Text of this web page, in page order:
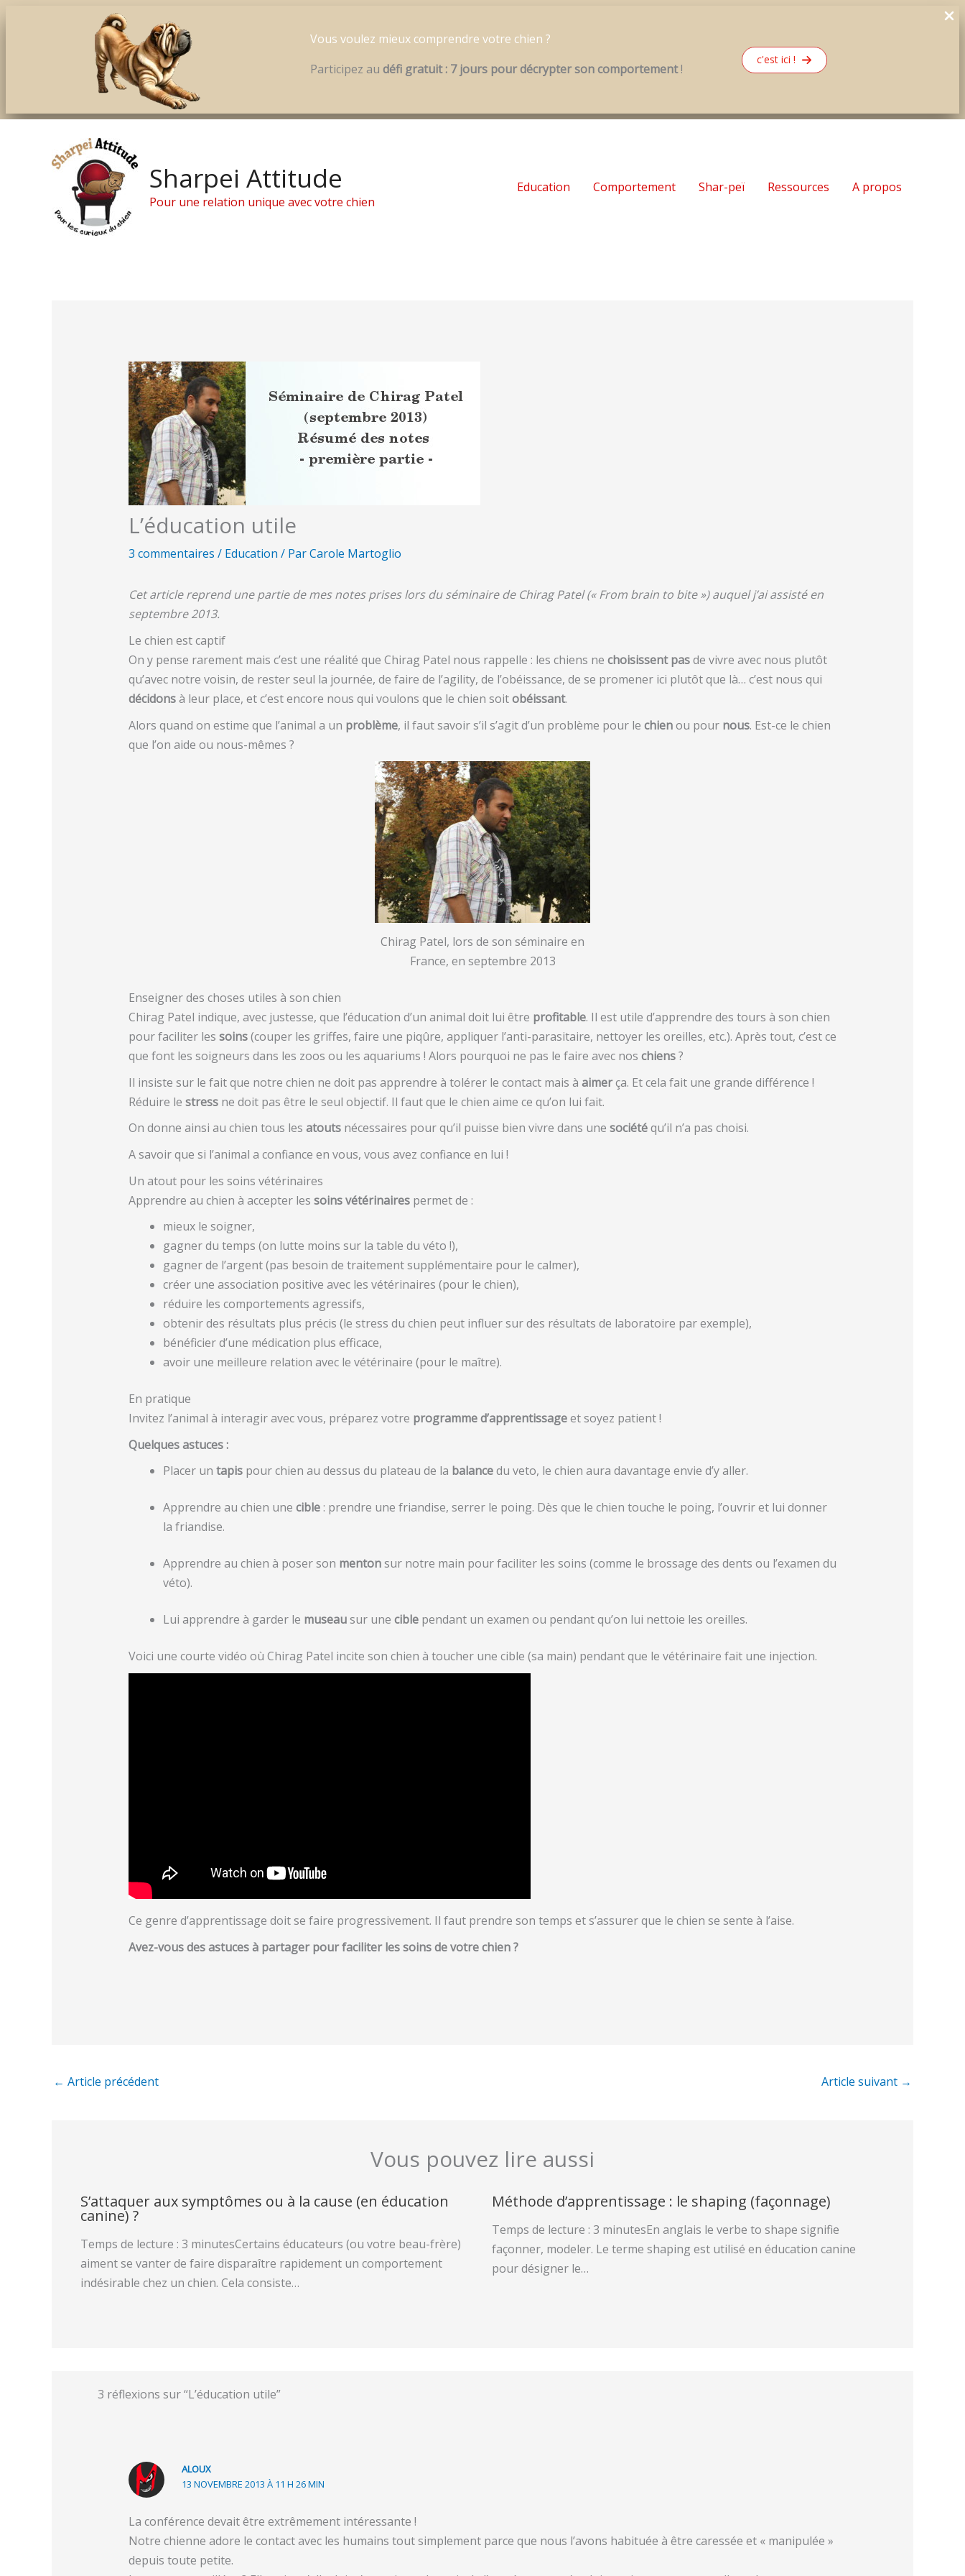
Vous voulez mieux comprendre votre chien ?
Participez au défi gratuit : 7 jours pour décrypter son comportement!
c'est ici !
Sharpei Attitude
Pour une relation unique avec votre chien
Education Comportement Shar-peï Ressources A propos
L’éducation utile
3 commentaires / Education / ParCarole Martoglio
Cet article reprend une partie de mes notes prises lors du séminaire de Chirag Patel (« From brain to bite ») auquel j’ai assisté en
septembre 2013.
Le chien est captif
On y pense rarement mais c’est une réalité que Chirag Patel nous rappelle : les chiens ne choisissent pasde vivre avec nous plutôt
qu’avec notre voisin, de rester seul la journée, de faire de l’agility, de l’obéissance, de se promener ici plutôt que là… c’est nous qui
décidonsà leur place, et c’est encore nous qui voulons que le chien soitobéissant.
Alors quand on estime que l’animal a un problème, il faut savoir s’il s’agit d’un problème pour le chienou pour nous. Est-ce le chien
que l’on aide ou nous-mêmes ?
Chirag Patel, lors de son séminaire en
France, en septembre 2013
Enseigner des choses utiles à son chien
Chirag Patel indique, avec justesse, que l’éducation d’un animal doit lui être profitable. Il est utile d’apprendre des tours à son chien
pour faciliter les soins(couper les griffes, faire une piqûre, appliquer l’anti-parasitaire, nettoyer les oreilles, etc.). Après tout, c’est ce
que font les soigneurs dans les zoos ou les aquariums ! Alors pourquoi ne pas le faire avec nos chiens?
Il insiste sur le fait que notre chien ne doit pas apprendre à tolérer le contact mais à aimerça. Et cela fait une grande différence !
Réduire le stressne doit pas être le seul objectif. Il faut que le chien aime ce qu’on lui fait.
On donne ainsi au chien tous les atoutsnécessaires pour qu’il puisse bien vivre dans une sociétéqu’il n’a pas choisi.
A savoir que si l’animal a confiance en vous, vous avez confiance en lui !
Un atout pour les soins vétérinaires
Apprendre au chien à accepter les soins vétérinairespermet de :
mieux le soigner,
gagner du temps (on lutte moins sur la table du véto !),
gagner de l’argent (pas besoin de traitement supplémentaire pour le calmer),
créer une association positive avec les vétérinaires (pour le chien),
réduire les comportements agressifs,
obtenir des résultats plus précis (le stress du chien peut influer sur des résultats de laboratoire par exemple),
bénéficier d’une médication plus efficace,
avoir une meilleure relation avec le vétérinaire (pour le maître).
En pratique
Invitez l’animal à interagir avec vous, préparez votre programme d’apprentissageet soyez patient !
Quelques astuces :
Placer un tapispour chien au dessus du plateau de la balancedu veto, le chien aura davantage envie d’y aller.
Apprendre au chien une cible: prendre une friandise, serrer le poing. Dès que le chien touche le poing, l’ouvrir et lui donner
la friandise.
Apprendre au chien à poser son mentonsur notre main pour faciliter les soins (comme le brossage des dents ou l’examen du
véto).
Lui apprendre à garder le museausur une ciblependant un examen ou pendant qu’on lui nettoie les oreilles.
Voici une courte vidéo où Chirag Patel incite son chien à toucher une cible (sa main) pendant que le vétérinaire fait une injection.
Ce genre d’apprentissage doit se faire progressivement. Il faut prendre son temps et s’assurer que le chien se sente à l’aise.
Avez-vous des astuces à partager pour faciliter les soins de votre chien ?
← Article précédent Article suivant →
Vous pouvez lire aussi
S’attaquer aux symptômes ou à la cause (en éducation
canine) ?
Temps de lecture : 3 minutesCertains éducateurs (ou votre beau-frère)
aiment se vanter de faire disparaître rapidement un comportement
indésirable chez un chien. Cela consiste…
Méthode d’apprentissage : le shaping (façonnage)
Temps de lecture : 3 minutesEn anglais le verbe to shape signifie
façonner, modeler. Le terme shaping est utilisé en éducation canine
pour désigner le…
3 réflexions sur “L’éducation utile”
ALOUX
13 NOVEMBRE 2013 À 11 H 26 MIN
La conférence devait être extrêmement intéressante !
Notre chienne adore le contact avec les humains tout simplement parce que nous l’avons habituée à être caressée et « manipulée »
depuis toute petite.